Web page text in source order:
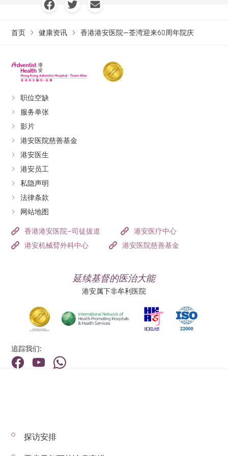
首页 健康资讯 香港港安医院—荃湾迎来60周年院庆
职位空缺
服务单张
影片
港安医院慈善基金
港安医生
港安员工
私隐声明
法律条款
网站地图
香港港安医院–司徒拔道
港安医疗中心
港安机械臂外科中心
港安医院慈善基金
延续基督的医治大能
港安属下非牟利医院
追踪我们:
© 2026 版权所有 © 港安医疗 保留一切权利
探访安排